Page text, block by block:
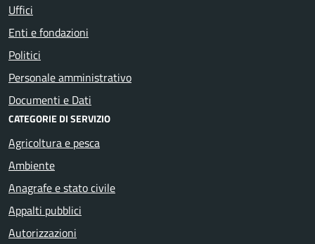
Uffici
Enti e fondazioni
Politici
Personale amministrativo
Documenti e Dati
CATEGORIE DI SERVIZIO
Agricoltura e pesca
Ambiente
Anagrafe e stato civile
Appalti pubblici
Autorizzazioni